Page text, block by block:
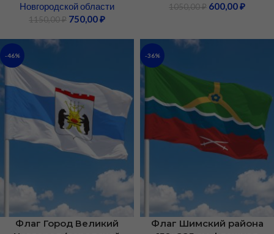
Новгородской области
1150,00₽ 750,00₽
1050,00₽ 600,00₽
-46%
Флаг Город Великий
-36%
Флаг Шимский района